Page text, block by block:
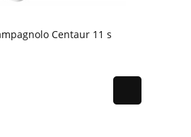
Centaur 11 s